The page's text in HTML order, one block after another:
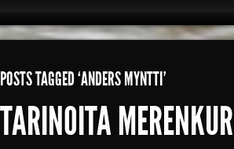
POSTS TAGGED ‘ANDERS MYNTTI’
TARINOITA